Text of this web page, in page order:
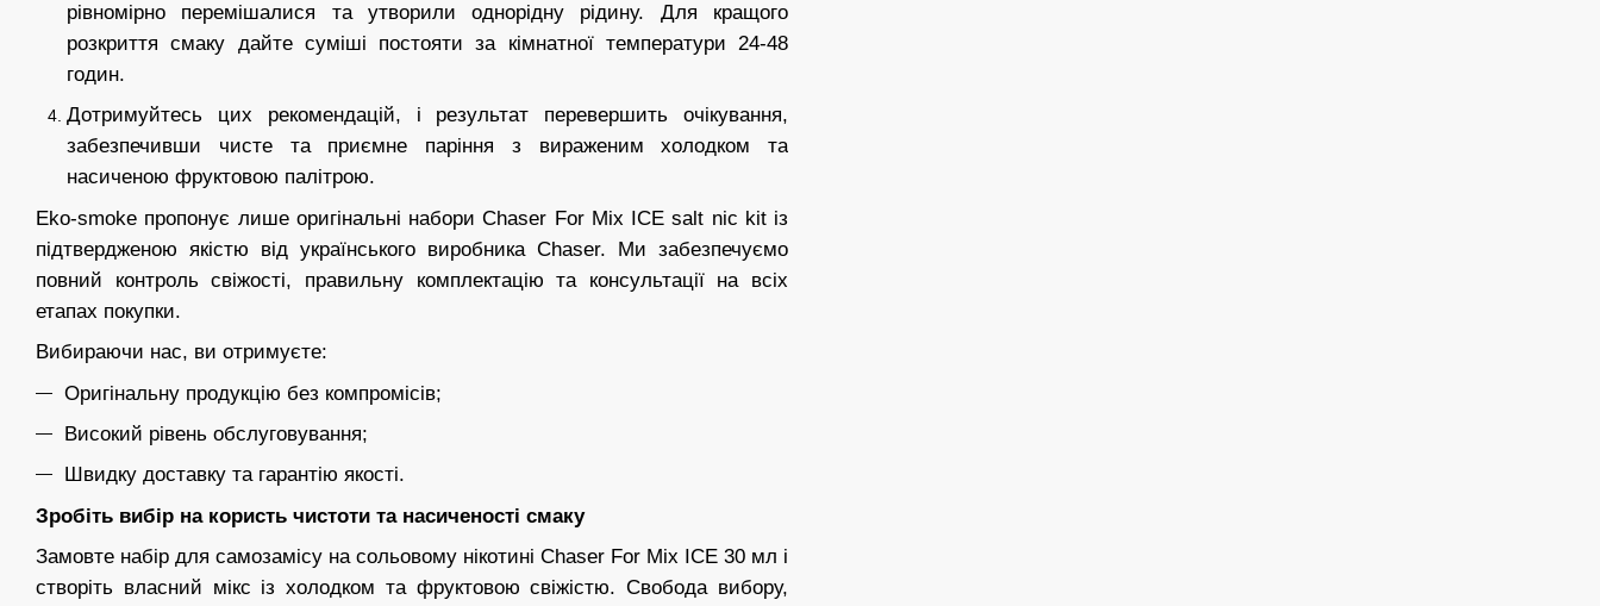
рівномірно перемішалися та утворили однорідну рідину. Для кращого
розкриття смаку дайте суміші постояти за кімнатної температури 24-48
годин.
Дотримуйтесь цих рекомендацій, і результат перевершить очікування,
забезпечивши чисте та приємне паріння з вираженим холодком та
насиченою фруктовою палітрою.
Eko-smoke пропонує лише оригінальні набори Chaser For Mix ICE salt nic kit із
підтвердженою якістю від українського виробника Chaser. Ми забезпечуємо
повний контроль свіжості, правильну комплектацію та консультації на всіх
етапах покупки.
Вибираючи нас, ви отримуєте:
Оригінальну продукцію без компромісів;
Високий рівень обслуговування;
Швидку доставку та гарантію якості.
Зробіть вибір на користь чистоти та насиченості смаку
Замовте набір для самозамісу на сольовому нікотині Chaser For Mix ICE 30 мл і
створіть власний мікс із холодком та фруктовою свіжістю. Свобода вибору,